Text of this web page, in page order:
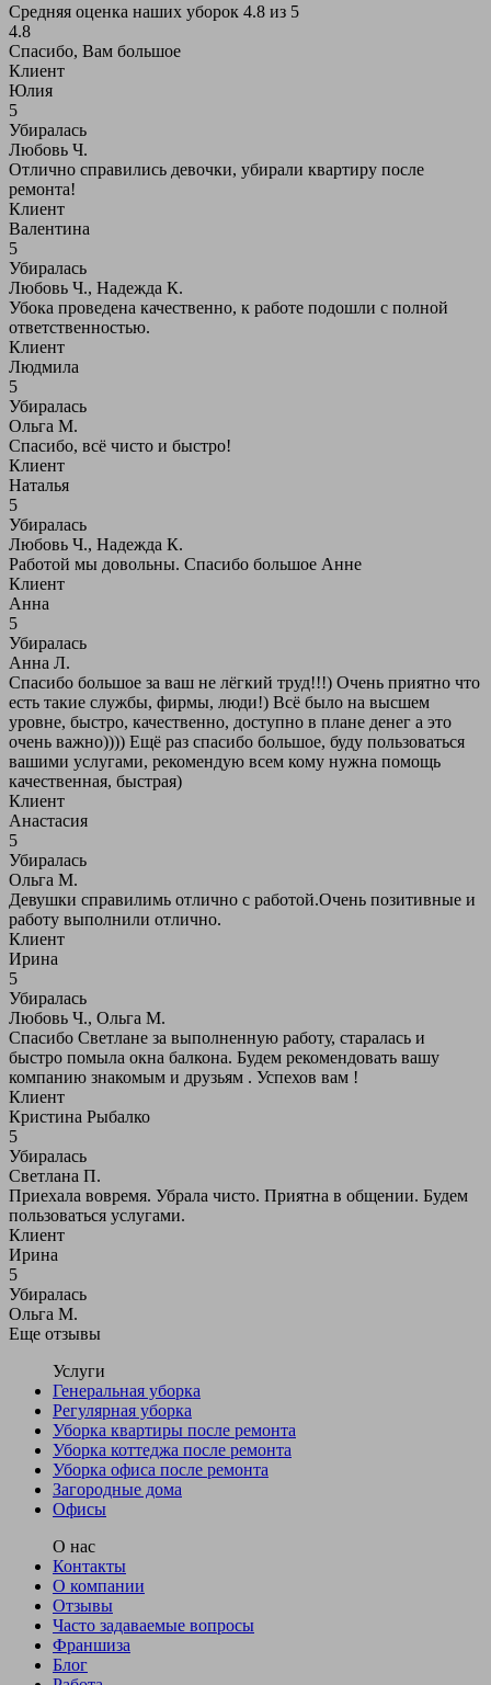
Средняя оценка наших уборок 4.8 из 5
4.8
Спасибо, Вам большое
Клиент
Юлия
5
Убиралась
Любовь Ч.
Отлично справились девочки, убирали квартиру после
ремонта!
Клиент
Валентина
5
Убиралась
Любовь Ч., Надежда К.
Убока проведена качественно, к работе подошли с полной
ответственностью.
Клиент
Людмила
5
Убиралась
Ольга М.
Спасибо, всё чисто и быстро!
Клиент
Наталья
5
Убиралась
Любовь Ч., Надежда К.
Работой мы довольны. Спасибо большое Анне
Клиент
Анна
5
Убиралась
Анна Л.
Спасибо большое за ваш не лёгкий труд!!!) Очень приятно что
есть такие службы, фирмы, люди!) Всё было на высшем
уровне, быстро, качественно, доступно в плане денег а это
очень важно)))) Ещё раз спасибо большое, буду пользоваться
вашими услугами, рекомендую всем кому нужна помощь
качественная, быстрая)
Клиент
Анастасия
5
Убиралась
Ольга М.
Девушки справилимь отлично с работой.Очень позитивные и
работу выполнили отлично.
Клиент
Ирина
5
Убиралась
Любовь Ч., Ольга М.
Спасибо Светлане за выполненную работу, старалась и
быстро помыла окна балкона. Будем рекомендовать вашу
компанию знакомым и друзьям . Успехов вам !
Клиент
Кристина Рыбалко
5
Убиралась
Светлана П.
Приехала вовремя. Убрала чисто. Приятна в общении. Будем
пользоваться услугами.
Клиент
Ирина
5
Убиралась
Ольга М.
Еще отзывы
Услуги
Генеральная уборка
Регулярная уборка
Уборка квартиры после ремонта
Уборка коттеджа после ремонта
Уборка офиса после ремонта
Загородные дома
Офисы
О нас
Контакты
О компании
Отзывы
Часто задаваемые вопросы
Франшиза
Блог